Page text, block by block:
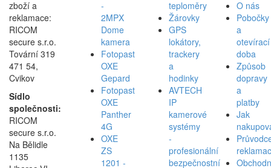
zboží a
reklamace:
RICOM
secure s.r.o.
Tovární 319
471 54,
Cvikov
Sídlo
společnosti:
RICOM
secure s.r.o.
Na Bělidle
1135
-
2MPX
Dome
kamera
Fotopast
OXE
Gepard
Fotopast
OXE
Panther
4G
OXE
ZS
1201 -
teploměry
Žárovky
GPS
lokátory,
trackery
a
hodinky
AVTECH
IP
kamerové
systémy
-
profesionální
bezpečnostní
O nás
Pobočky
a
otevírací
doba
Způsob
dopravy
a
platby
Jak